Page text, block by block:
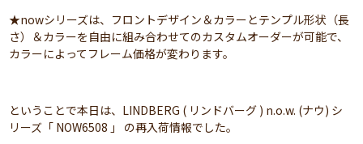
★nowシリーズは、フロントデザイン＆カラーとテンプル形状（長
さ）＆カラーを自由に組み合わせてのカスタムオーダーが可能で、
カラーによってフレーム価格が変わります。
ということで本日は、LINDBERG ( リンドバーグ ) n.o.w. (ナウ) シ
リーズ「 NOW6508 」 の再入荷情報でした。